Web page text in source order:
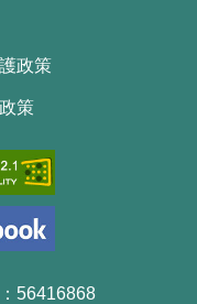
政策
策
56416868